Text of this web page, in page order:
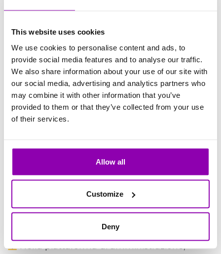
This website uses cookies
We use cookies to personalise content and ads, to
provide social media features and to analyse our traffic.
We also share information about your use of our site with
our social media, advertising and analytics partners who
may combine it with other information that you’ve
provided to them or that they’ve collected from your use
of their services.
Allow all
Customize
Deny
4) Limite di visibilità impostato troppo